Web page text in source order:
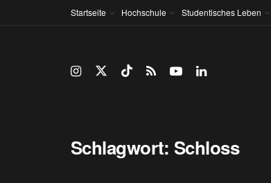
Startseite Hochschule Studentisches Leben
Schlagwort: Schloss